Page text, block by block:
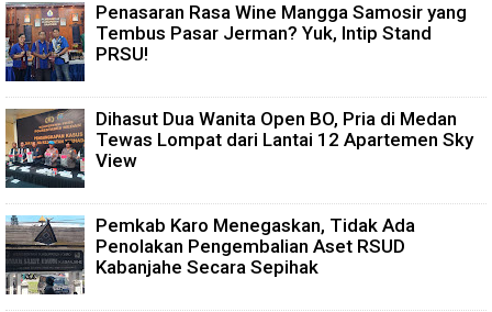
Penasaran Rasa Wine Mangga Samosir yang
Tembus Pasar Jerman? Yuk, Intip Stand
PRSU!
Dihasut Dua Wanita Open BO, Pria di Medan
Tewas Lompat dari Lantai 12 Apartemen Sky
View
Pemkab Karo Menegaskan, Tidak Ada
Penolakan Pengembalian Aset RSUD
Kabanjahe Secara Sepihak